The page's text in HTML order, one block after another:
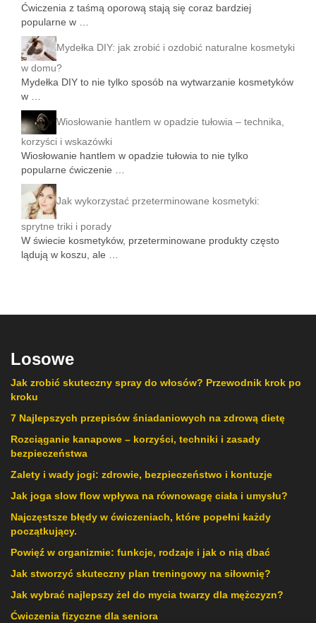
Ćwiczenia z taśmą oporową stają się coraz bardziej
popularne w …
Mydełka DIY: jak zrobić i ozdobić naturalne kosmetyki
w domu?
Mydełka DIY to nie tylko sposób na wytwarzanie kosmetyków
w …
Wiosłowanie hantlem w opadzie tułowia – technika,
korzyści i wskazówki
Wiosłowanie hantlem w opadzie tułowia to nie tylko
popularne ćwiczenie …
Jak wykorzystać przeterminowane kosmetyki:
sprytne triki i porady
W świecie kosmetyków, przeterminowane produkty często
lądują w koszu, ale …
Losowe
Jak zrobić skuteczny spray do włosów? Przewodnik krok po
kroku
7 Najlepszych przepisów śniadaniowych na zdrową dietę
Rozciąganie kanapowe – korzyści, techniki i zasady
bezpieczeństwa
Zalety i wady jogi: zdrowie, bezpieczeństwo i kontuzje
Jak joga slow flow wpływa na równowagę ciała i umysłu?
Najczęstsze błędy w ćwiczeniach, które popełni każdy
początkujący.
Powięź w organizmie: funkcje, rodzaje i jak o nią dbać
Jak stworzyć skuteczny plan treningowy na siłownię?
Jak wybrać najlepszy żel do mycia twarzy dla mężczyzn?
Ćwiczenia fizyczne dla seniora